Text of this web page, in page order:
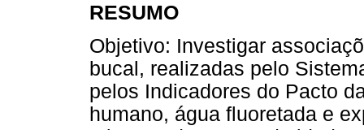
RESUMO
Objetivo: Investigar
bucal, realizadas pelo
pelos Indicadores do Pacto
humano, água fluoretada e